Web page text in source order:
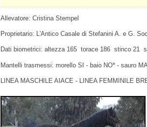
Allevatore: Cristina Stempel
Proprietario: L'Antico Casale di Stefanini A. e G.
Dati biometrici: altezza 165 torace 186 stinco 21
Mantelli trasmessi: morello SI - baio NO* - sauro
LINEA MASCHILE AIACE - LINEA FEMMINILE